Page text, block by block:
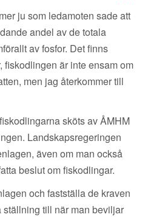
ju som ledamoten sade att
andel av de totala
av fosfor. Det finns
fiskodlingen är inte ensam om
men jag återkommer till
sköts av ÅMHM
Landskapsregeringen
även om man också
beslut om fiskodlingar.
och fastställa de kraven
ställning till när man beviljar